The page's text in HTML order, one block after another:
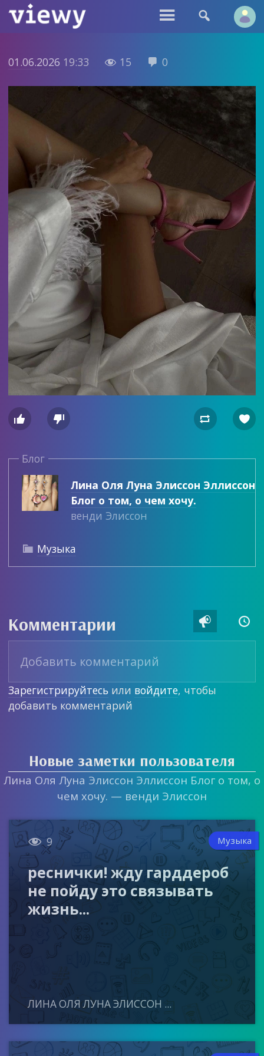
 
01.06.2026 19:33  15  0
   
Блог
Лина Оля Луна Элиссон Эллиссон
Блог о том, о чем хочу.
венди Элиссон
 Музыка
Комментарии  
Зарегистрируйтесь или войдите, чтобы
добавить комментарий
Новые заметки пользователя
Лина Оля Луна Элиссон Эллиссон Блог о том, о
чем хочу. — венди Элиссон
 9 Музыка
реснички! жду гарддероб
не пойду это связывать
жизнь...
ЛИНА ОЛЯ ЛУНА ЭЛИССОН ...